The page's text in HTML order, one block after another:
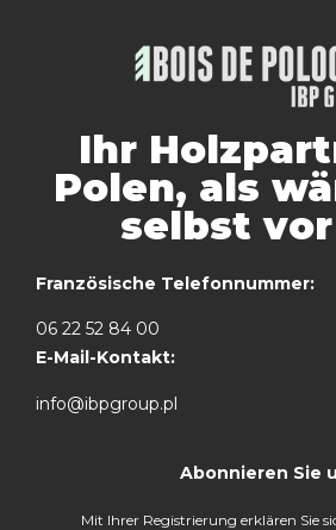
Ihr
Polen, als
selbst
Französische Telefonnummer:
06 22 52 84 00
E-Mail-Kontakt:
info@ibpgroup.pl
Abonnieren Sie
Mit Ihrer Registrierung erklären Sie